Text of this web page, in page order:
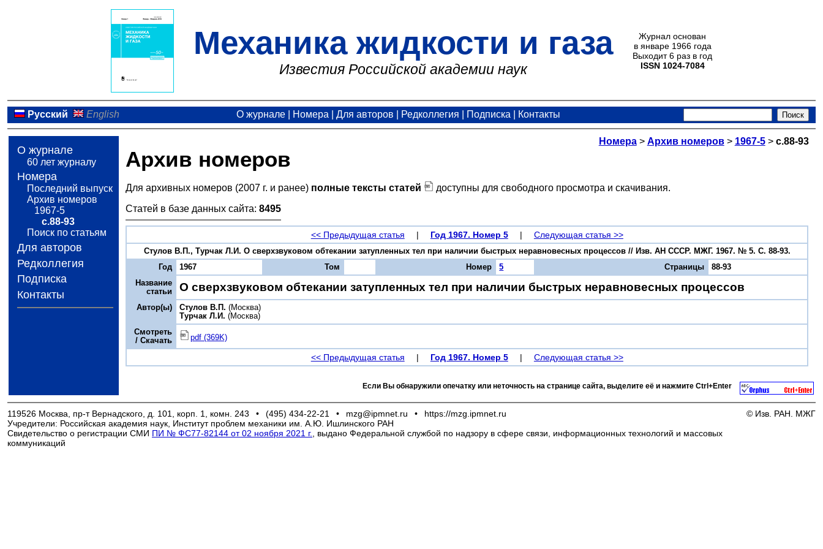
Механика жидкости и газа
Известия Российской академии наук
Журнал основан
в январе 1966 года
Выходит 6 раз в год
ISSN 1024-7084
Русский English О журнале Номера Для авторов Редколлегия Подписка Контакты
О журнале
60 лет журналу
Номера
Последний выпуск
Архив номеров
1967-5
с.88-93
Поиск по статьям
Для авторов
Редколлегия
Подписка
Контакты
Номера> Архив номеров> 1967-5> с.88-93
Архив номеров
Для архивных номеров (2007 г. и ранее) полные тексты статей
доступны для свободного просмотра и скачивания.
Статей в базе данных сайта: 8495
<< Предыдущая статья | Год 1967. Номер 5 | Следующая статья >>
Стулов В.П., Турчак Л.И. О сверхзвуковом обтекании затупленных тел при наличии быстрых неравновесных процессов // Изв. АН СССР. МЖГ. 1967. № 5. С. 88-93.
Год
1967 Том Номер 5 Страницы
88-93
Название
статьи
О сверхзвуковом обтекании затупленных тел при наличии быстрых неравновесных процессов
Автор(ы) Стулов В.П. (Москва)
Турчак Л.И. (Москва)
Смотреть
/ Скачать
pdf (369K)
<< Предыдущая статья | Год 1967. Номер 5 | Следующая статья >>
Если Вы обнаружили опечатку или неточность на странице сайта, выделите её и нажмите Ctrl+Enter
119526 Москва, пр-т Вернадского, д. 101, корп. 1, комн. 243 • (495) 434-22-21 • mzg@ipmnet.ru •
https://mzg.ipmnet.ru
Учредители: Российская академия наук, Институт проблем механики им. А.Ю. Ишлинского РАН
Свидетельство о регистрации СМИ ПИ № ФС77-82144 от 02 ноября 2021 г.
, выдано Федеральной службой по надзору в сфере связи, информационных технологий и массовых
коммуникаций
© Изв. РАН. МЖГ